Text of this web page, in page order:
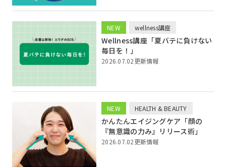
NEW wellness講座
Wellness講座「夏バテに負けない
毎日を！」
2026.07.02更新情報
NEW HEALTH & BEAUTY
かんたんエイジングケア「顔の
『無意識の力み』リリース術」
2026.07.02更新情報